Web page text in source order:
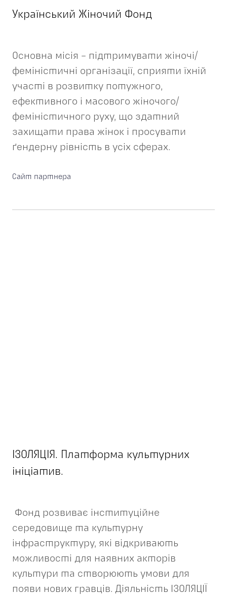
Український Жіночий Фонд
Основна місія – підтримувати жіночі/
феміністичні організації, сприяти їхній
участі в розвитку потужного,
ефективного і масового жіночого/
феміністичного руху, що здатний
захищати права жінок і просувати
ґендерну рівність в усіх сферах.
Сайт партнера
ІЗОЛЯЦІЯ. Платформа культурних
ініціатив.
Фонд розвиває інституційне
середовище та культурну
інфраструктуру, які відкривають
можливості для наявних акторів
культури та створюють умови для
появи нових гравців. Діяльність ІЗОЛЯЦІЇ